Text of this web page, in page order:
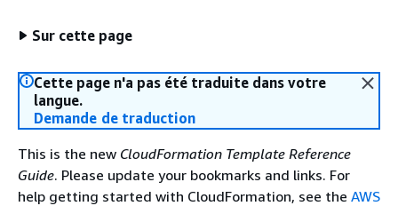
Sur cette page
Cette page n'a pas été traduite dans votre
langue.
Demande de traduction
This is the new CloudFormation Template Reference
Guide. Please update your bookmarks and links. For
help getting started with CloudFormation, see the AWS